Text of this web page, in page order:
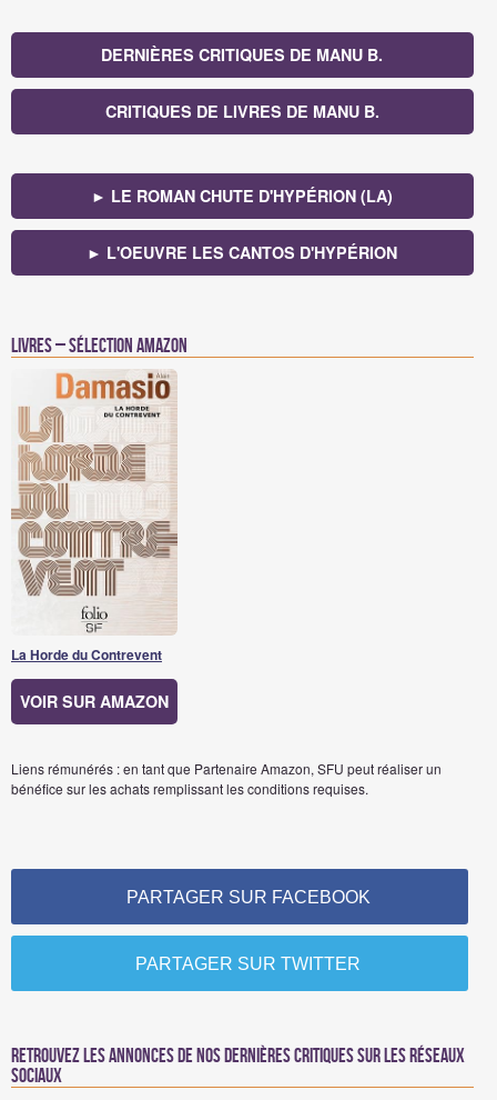
DERNIÈRES CRITIQUES DE MANU B.
CRITIQUES DE LIVRES DE MANU B.
► LE ROMAN CHUTE D'HYPÉRION (LA)
► L'OEUVRE LES CANTOS D'HYPÉRION
Livres – Sélection Amazon
La Horde du Contrevent
VOIR SUR AMAZON
Liens rémunérés : en tant que Partenaire Amazon, SFU peut réaliser un
bénéfice sur les achats remplissant les conditions requises.
PARTAGER SUR FACEBOOK
PARTAGER SUR TWITTER
Retrouvez les annonces de nos dernières critiques sur les réseaux
sociaux